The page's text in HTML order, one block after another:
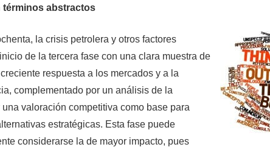
términos abstractos
la crisis petrolera y otros factores
de la tercera fase con una clara muestra de
respuesta a los mercados y a la
complementado por un análisis de la
valoración competitiva como base para
estratégicas. Esta fase puede
considerarse la de mayor impacto, pues